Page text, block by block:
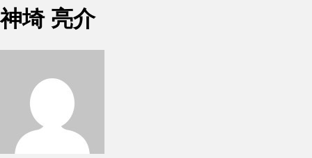
神埼 亮介